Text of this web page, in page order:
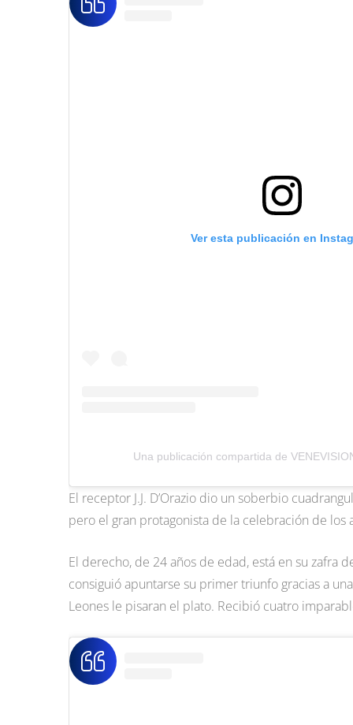
Ver esta publicación en
Una publicación compartida de
El receptor J.J. D’Orazio dio un soberbio
pero el gran protagonista de la celebración de los
El derecho, de 24 años de edad, está en su zafra
consiguió apuntarse su primer triunfo gracias a
Leones le pisaran el plato. Recibió cuatro